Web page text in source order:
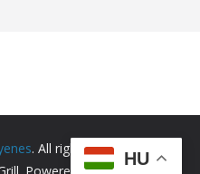
. All rights reserved.
HU